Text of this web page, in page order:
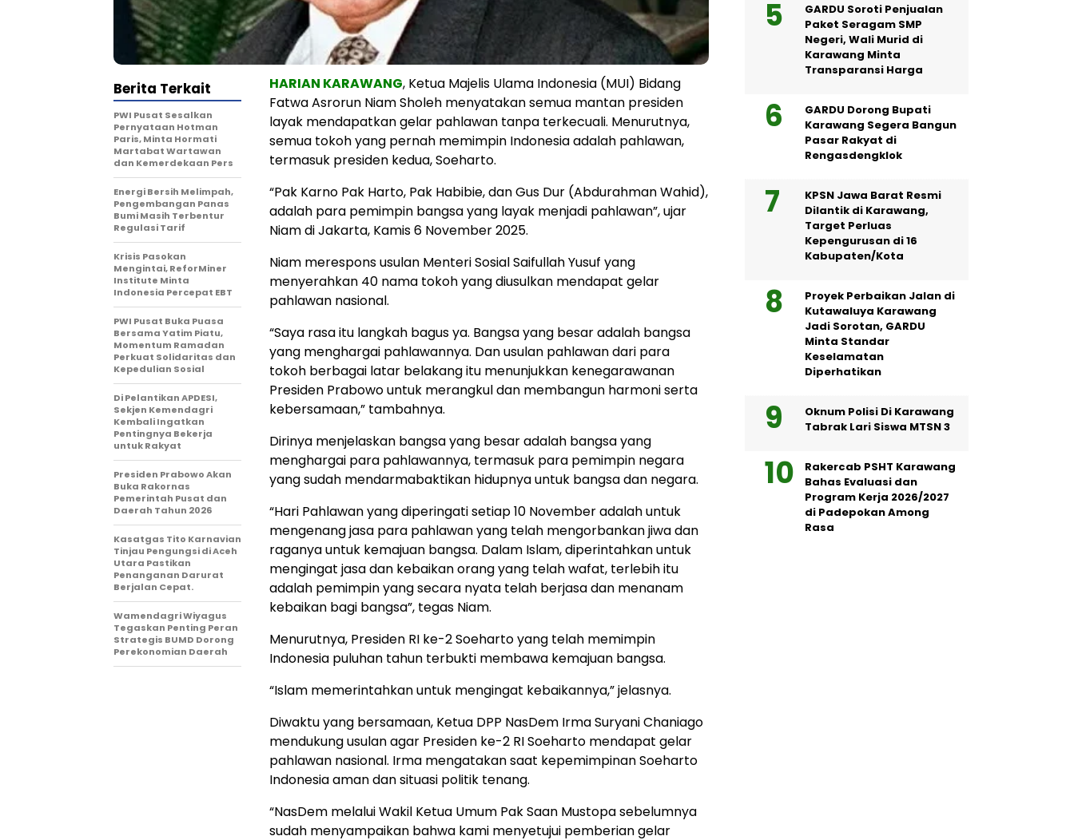
HARIAN KARAWANG, Ketua Majelis Ulama Indonesia (MUI) Bidang
Fatwa Asrorun Niam Sholeh menyatakan semua mantan presiden
layak mendapatkan gelar pahlawan tanpa terkecuali. Menurutnya,
semua tokoh yang pernah memimpin Indonesia adalah pahlawan,
termasuk presiden kedua, Soeharto.
“Pak Karno Pak Harto, Pak Habibie, dan Gus Dur (Abdurahman Wahid),
adalah para pemimpin bangsa yang layak menjadi pahlawan”, ujar
Niam di Jakarta, Kamis 6 November 2025.
Niam merespons usulan Menteri Sosial Saifullah Yusuf yang
menyerahkan 40 nama tokoh yang diusulkan mendapat gelar
pahlawan nasional.
“Saya rasa itu langkah bagus ya. Bangsa yang besar adalah bangsa
yang menghargai pahlawannya. Dan usulan pahlawan dari para
tokoh berbagai latar belakang itu menunjukkan kenegarawanan
Presiden Prabowo untuk merangkul dan membangun harmoni serta
kebersamaan,” tambahnya.
Dirinya menjelaskan bangsa yang besar adalah bangsa yang
menghargai para pahlawannya, termasuk para pemimpin negara
yang sudah mendarmabaktikan hidupnya untuk bangsa dan negara.
“Hari Pahlawan yang diperingati setiap 10 November adalah untuk
mengenang jasa para pahlawan yang telah mengorbankan jiwa dan
raganya untuk kemajuan bangsa. Dalam Islam, diperintahkan untuk
mengingat jasa dan kebaikan orang yang telah wafat, terlebih itu
adalah pemimpin yang secara nyata telah berjasa dan menanam
kebaikan bagi bangsa”, tegas Niam.
Menurutnya, Presiden RI ke-2 Soeharto yang telah memimpin
Indonesia puluhan tahun terbukti membawa kemajuan bangsa.
“Islam memerintahkan untuk mengingat kebaikannya,” jelasnya.
Diwaktu yang bersamaan, Ketua DPP NasDem Irma Suryani Chaniago
mendukung usulan agar Presiden ke-2 RI Soeharto mendapat gelar
pahlawan nasional. Irma mengatakan saat kepemimpinan Soeharto
Indonesia aman dan situasi politik tenang.
“NasDem melalui Wakil Ketua Umum Pak Saan Mustopa sebelumnya
sudah menyampaikan bahwa kami menyetujui pemberian gelar
Berita Terkait
PWI Pusat Sesalkan
Pernyataan Hotman
Paris, Minta Hormati
Martabat Wartawan
dan Kemerdekaan Pers
Energi Bersih Melimpah,
Pengembangan Panas
Bumi Masih Terbentur
Regulasi Tarif
Krisis Pasokan
Mengintai, ReforMiner
Institute Minta
Indonesia Percepat EBT
PWI Pusat Buka Puasa
Bersama Yatim Piatu,
Momentum Ramadan
Perkuat Solidaritas dan
Kepedulian Sosial
Di Pelantikan APDESI,
Sekjen Kemendagri
Kembali Ingatkan
Pentingnya Bekerja
untuk Rakyat
Presiden Prabowo Akan
Buka Rakornas
Pemerintah Pusat dan
Daerah Tahun 2026
Kasatgas Tito Karnavian
Tinjau Pengungsi di Aceh
Utara Pastikan
Penanganan Darurat
Berjalan Cepat.
Wamendagri Wiyagus
Tegaskan Penting Peran
Strategis BUMD Dorong
Perekonomian Daerah
GARDU Soroti Penjualan
Paket Seragam SMP
Negeri, Wali Murid di
Karawang Minta
Transparansi Harga
GARDU Dorong Bupati
Karawang Segera Bangun
Pasar Rakyat di
Rengasdengklok
KPSN Jawa Barat Resmi
Dilantik di Karawang,
Target Perluas
Kepengurusan di 16
Kabupaten/Kota
Proyek Perbaikan Jalan di
Kutawaluya Karawang
Jadi Sorotan, GARDU
Minta Standar
Keselamatan
Diperhatikan
Oknum Polisi Di Karawang
Tabrak Lari Siswa MTSN 3
Rakercab PSHT Karawang
Bahas Evaluasi dan
Program Kerja 2026/2027
di Padepokan Among
Rasa